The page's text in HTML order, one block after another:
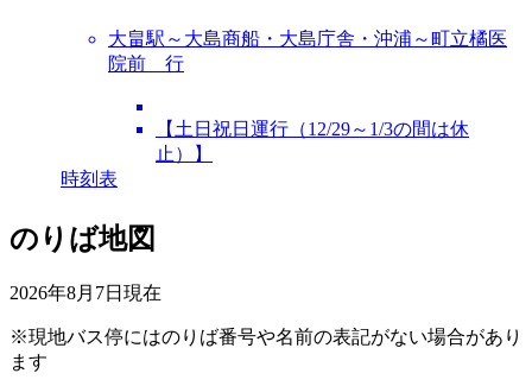
大畠駅～大島商船・大島庁舎・沖浦～町立橘医
院前 行
【土日祝日運行（12/29～1/3の間は休
止）】
時刻表
のりば地図
2026年8月7日 現在
※現地バス停にはのりば番号や名前の表記がない場合があり
ます